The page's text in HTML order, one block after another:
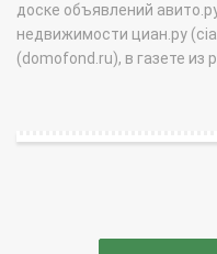
доске объявлений
недвижимости циан.ру
(domofond.ru), в газете из